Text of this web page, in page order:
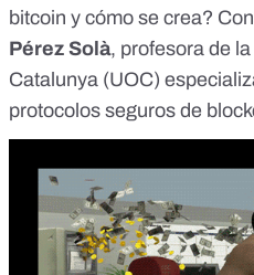
bitcoin y cómo se crea?
Pérez Solà, profesora de
Catalunya (UOC)
protocolos seguros de